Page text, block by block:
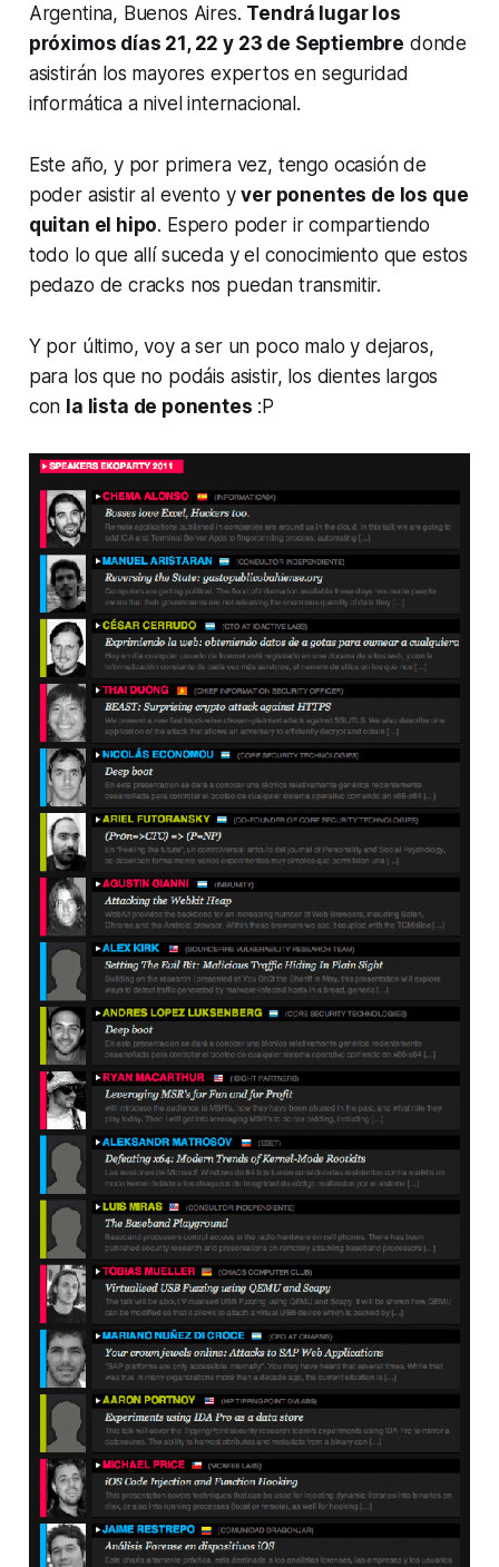
Argentina, Buenos Aires. Tendrá lugar los
próximos días 21, 22 y 23 de Septiembre donde
asistirán los mayores expertos en seguridad
informática a nivel internacional.
Este año, y por primera vez, tengo ocasión de
poder asistir al evento yver ponentes de los que
quitan el hipo. Espero poder ir compartiendo
todo lo que allí suceda y el conocimiento que estos
pedazo de cracks nos puedan transmitir.
Y por último, voy a ser un poco malo y dejaros,
para los que no podáis asistir, los dientes largos
con la lista de ponentes :P